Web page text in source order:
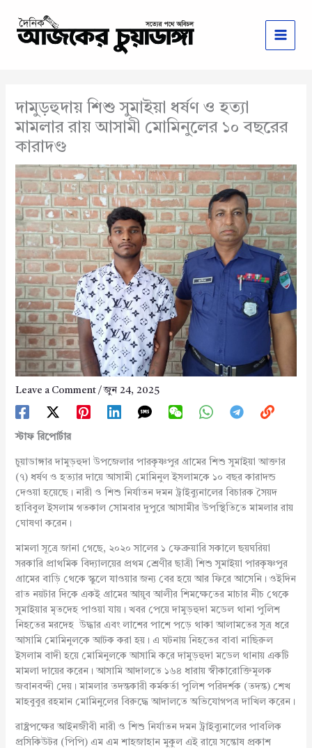
content
দামুড়হুদায় শিশু সুমাইয়া ধর্ষণ ও হত্যা
মামলার রায় আসামী মোমিনুলের ১০ বছরের
কারাদণ্ড
Leave a Comment /জুন 24, 2025
স্টাফ রিপোর্টার
চুয়াডাঙ্গার দামুড়হুদা উপজেলার পারকৃষ্ণপুর গ্রামের শিশু সুমাইয়া আক্তার
(৭) ধর্ষণ ও হত্যার দায়ে আসামী মোমিনুল ইসলামকে ১০ বছর কারাদন্ড
দেওয়া হয়েছে। নারী ও শিশু নির্যাতন দমন ট্রাইব্যুনালের বিচারক সৈয়দ
হাবিবুল ইসলাম গতকাল সোমবার দুপুরে আসামীর উপস্থিতিতে মামলার রায়
ঘোষণা করেন।
মামলা সূত্রে জানা গেছে, ২০২০ সালের ১ ফেব্রুয়ারি সকালে ছয়ঘরিয়া
সরকারি প্রাথমিক বিদ্যালয়ের প্রথম শ্রেণীর ছাত্রী শিশু সুমাইয়া পারকৃষ্ণপুর
গ্রামের বাড়ি থেকে স্কুলে যাওয়ার জন্য বের হয়ে আর ফিরে আসেনি। ওইদিন
রাত নয়টার দিকে একই গ্রামের আয়ুব আলীর শিমক্ষেতের মাচার নীচ থেকে
সুমাইয়ার মৃতদেহ পাওয়া যায়। খবর পেয়ে দামুড়হুদা মডেল থানা পুলিশ
নিহতের মরদেহ উদ্ধার এবং লাশের পাশে পড়ে থাকা আলামতের সূত্র ধরে
আসামি মোমিনুলকে আটক করা হয়। এ ঘটনায় নিহতের বাবা নাছিরুল
ইসলাম বাদী হয়ে মোমিনুলকে আসামি করে দামুড়হুদা মডেল থানায় একটি
মামলা দায়ের করেন। আসামি আদালতে ১৬৪ ধারায় স্বীকারোক্তিমূলক
জবানবন্দী দেয়। মামলার তদন্তকারী কর্মকর্তা পুলিশ পরিদর্শক (তদন্ত) শেখ
মাহবুবুর রহমান মোমিনুলের বিরুদ্ধে আদালতে অভিযোগপত্র দাখিল করেন।
রাষ্ট্রপক্ষের আইনজীবী নারী ও শিশু নির্যাতন দমন ট্রাইব্যুনালের পাবলিক
প্রসিকিউটর (পিপি) এম এম শাহজাহান মুকুল এই রায়ে সন্তোষ প্রকাশ